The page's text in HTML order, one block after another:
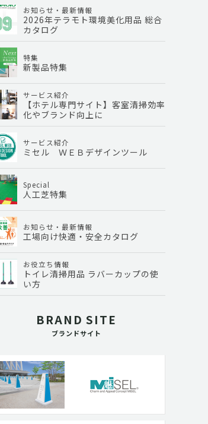
お知らせ・最新情報
2026年テラモト環境美化用品 総合
カタログ
特集
新製品特集
サービス紹介
【ホテル専門サイト】客室清掃効率
化やブランド向上に
サービス紹介
ミセル ＷＥＢデザインツール
Special
人工芝特集
お知らせ・最新情報
工場向け快適・安全カタログ
お役立ち情報
トイレ清掃用品 ラバーカップの使
い方
BRAND SITE
ブランドサイト